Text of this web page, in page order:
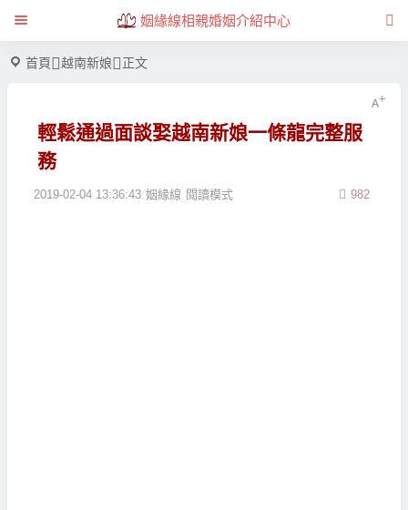
姻緣線相親婚姻介紹中心
首頁 越南新娘 正文
輕鬆通過面談娶越南新娘一條龍完整服
務
2019-02-04 13:36:43 姻緣線 982
閱讀模式